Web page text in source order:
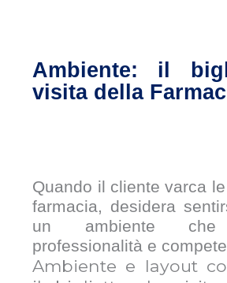
Ambiente: il
visita della
Quando il cliente varca
farmacia, desidera
un ambiente che
professionalità e
Ambiente e layout